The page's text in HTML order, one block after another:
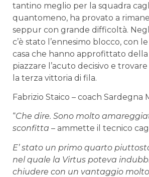
tantino meglio per la squadra
quantomeno, ha provato a
seppur con grande difficoltà.
c’è stato l’ennesimo blocco, con
casa che hanno approfittato
piazzare l’acuto decisivo e
la terza vittoria di fila.
Fabrizio Staico – coach Sardegna
“Che dire. Sono molto
sconfitta – ammette il tecnico
E’ stato un primo quarto
nel quale la Virtus poteva
chiudere con un vantaggio